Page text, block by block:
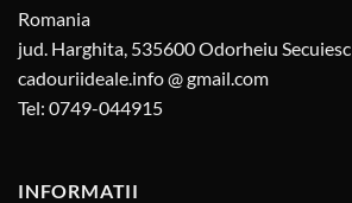
Romania
jud. Harghita, 535600 Odorheiu Secuiesc
cadouriideale.info @ gmail.com
Tel: 0749-044915
INFORMATII